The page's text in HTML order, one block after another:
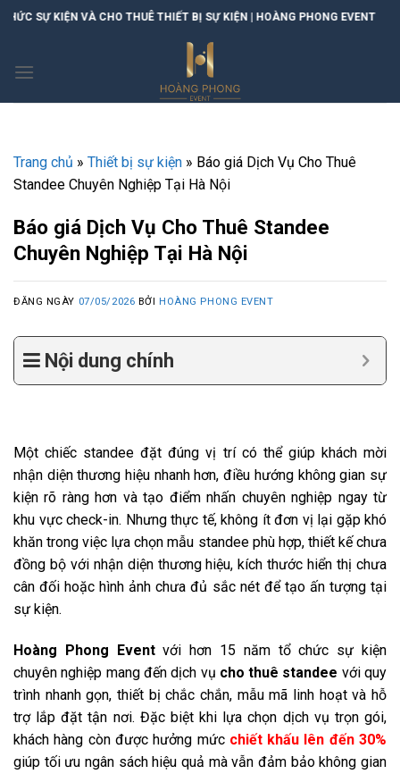
SkipBỊ SỰ KIỆN | HOÀNG PHONG EVENT
Trang chủ » Thiết bị sự kiện » Báo giá Dịch Vụ Cho Thuê
Standee Chuyên Nghiệp Tại Hà Nội
Báo giá Dịch Vụ Cho Thuê Standee
Chuyên Nghiệp Tại Hà Nội
ĐĂNG NGÀY 07/05/2026 BỞI HOÀNG PHONG EVENT
Nội dung chính
Một chiếc standee đặt đúng vị trí có thể giúp khách mời
nhận diện thương hiệu nhanh hơn, điều hướng không gian sự
kiện rõ ràng hơn và tạo điểm nhấn chuyên nghiệp ngay từ
khu vực check-in. Nhưng thực tế, không ít đơn vị lại gặp khó
khăn trong việc lựa chọn mẫu standee phù hợp, thiết kế chưa
đồng bộ với nhận diện thương hiệu, kích thước hiển thị chưa
cân đối hoặc hình ảnh chưa đủ sắc nét để tạo ấn tượng tại
sự kiện.
Hoàng Phong Eventvới hơn 15 năm tổ chức sự kiện
chuyên nghiệp mang đến dịch vụ cho thuê standee với quy
trình nhanh gọn, thiết bị chắc chắn, mẫu mã linh hoạt và hỗ
trợ lắp đặt tận nơi. Đặc biệt khi lựa chọn dịch vụ trọn gói,
khách hàng còn được hưởng mức chiết khấu lên đến 30%
giúp tối ưu ngân sách hiệu quả mà vẫn đảm bảo không gian